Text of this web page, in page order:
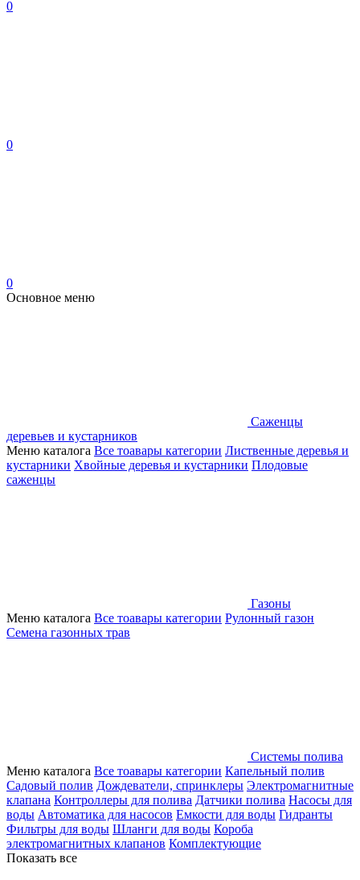
0
0
0
Основное меню
Саженцы
деревьев и кустарников
Меню каталога Все тоавары категории Лиственные деревья и
кустарники Хвойные деревья и кустарники Плодовые
саженцы
Газоны
Меню каталога Все тоавары категории Рулонный газон
Семена газонных трав
Системы полива
Меню каталога Все тоавары категории Капельный полив
Садовый полив Дождеватели, спринклеры Электромагнитные
клапана Контроллеры для полива Датчики полива Насосы для
воды Автоматика для насосов Емкости для воды Гидранты
Фильтры для воды Шланги для воды Короба
электромагнитных клапанов Комплектующие
Показать все